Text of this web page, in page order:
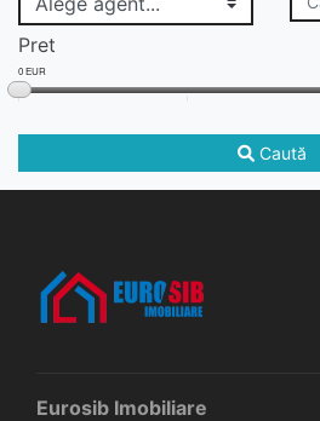
Pret
0 EUR
Caută
Eurosib Imobiliare